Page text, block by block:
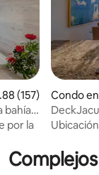
promedio:
(157)
bahía,
por la
Condo
Piscina
Ubicación